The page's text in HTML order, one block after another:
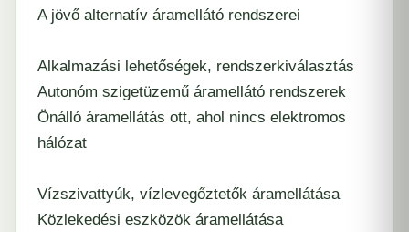
A jövő alternatív áramellátó rendszerei
Alkalmazási lehetőségek, rendszerkiválasztás
Autonóm szigetüzemű áramellátó rendszerek
Önálló áramellátás ott, ahol nincs elektromos
hálózat
Vízszivattyúk, vízlevegőztetők áramellátása
Közlekedési eszközök áramellátása